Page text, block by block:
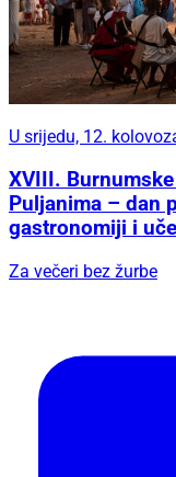
U srijedu, 12.
XVIII.
Puljanima – dan
gastronomiji i
Za večeri bez žurbe